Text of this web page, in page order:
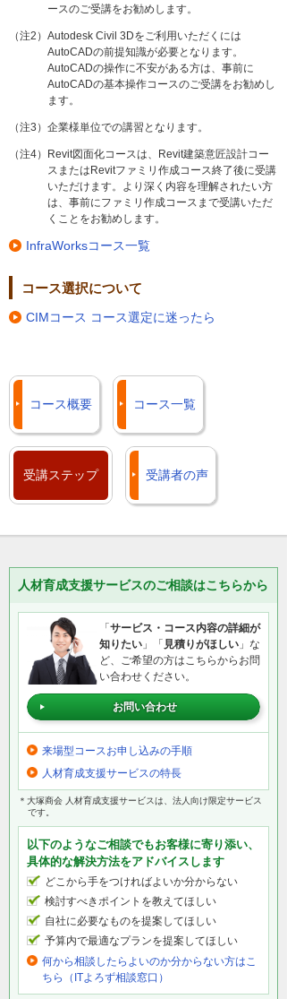
ースのご受講をお勧めします。
（注2）Autodesk Civil 3Dをご利用いただくには
AutoCADの前提知識が必要となります。
AutoCADの操作に不安がある方は、事前に
AutoCADの基本操作コースのご受講をお勧めし
ます。
（注3）企業様単位での講習となります。
（注4）Revit図面化コースは、Revit建築意匠設計コー
スまたはRevitファミリ作成コース終了後に受講
いただけます。より深く内容を理解されたい方
は、事前にファミリ作成コースまで受講いただ
くことをお勧めします。
InfraWorksコース一覧
コース選択について
CIMコース コース選定に迷ったら
コース概要 コース一覧
受講ステップ 受講者の声
人材育成支援サービスのご相談はこちらから
「 サービス・コース内容の詳細が
知りたい 」「 見積りがほしい 」な
ど、ご希望の方はこちらからお問
い合わせください。
お問い合わせ
来場型コースお申し込みの手順
人材育成支援サービスの特長
＊大塚商会 人材育成支援サービスは、法人向け限定サービス
です。
以下のようなご相談でもお客様に寄り添い、
具体的な解決方法をアドバイスします
どこから手をつければよいか分からない
検討すべきポイントを教えてほしい
自社に必要なものを提案してほしい
予算内で最適なプランを提案してほしい
何から相談したらよいのか分からない方はこ
ちら（ITよろず相談窓口）